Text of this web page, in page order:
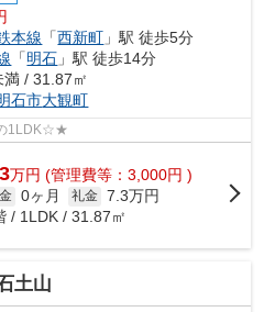
本線 「西新町 」駅 徒歩5分
「明石 」駅 徒歩14分
満 / 31.87㎡
石市大観町
1LDK☆★
万円 (管理費等：3,000円 )
0ヶ月 礼金 7.3万円
/ 1LDK / 31.87㎡
土山